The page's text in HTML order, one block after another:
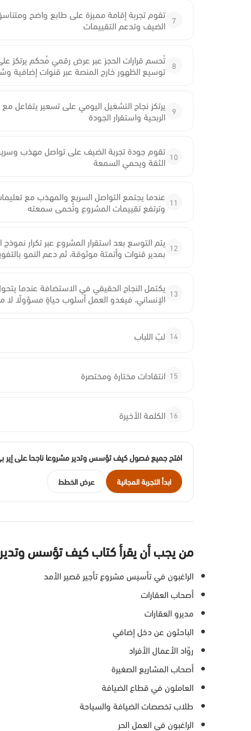
7 تقوم تجربة إقامة مميزة على طابع واضح
الضيف وتدعم التقييمات
8 تُحسم قرارات الحجز عبر عرض رقمي مُحكم يرتكز
توسيع الظهور خارج المنصة عبر قنوات إضافية
9
يرتكز نجاح التشغيل اليومي على تسعير يتفاعل
الربحية واستقرار الجودة
10 تقوم جودة تجربة الضيف على تواصل مهذب
الثقة ويحمي السمعة
11 عندما يجتمع التواصل السريع والمهذب مع
وترتفع تقييمات المشروع وتُحمى سمعته
12 يتم التوسع بعد استقرار المشروع عبر تكرار
بمدير قنوات وأتمتة موثوقة، ثم دعم النمو
13 يكتمل النجاح الحقيقي في الاستضافة عندما
الإنساني، فيغدو العمل أسلوب حياةٍ مسؤولًا لا
14 لبّ اللباب
15 انتقادات مختارة ومختصرة
16 الكلمة الأخيرة
افتح جميع فصول كيف تؤسس وتدير مشروعا ناجحا على إير بي
ابدأ التجربة المجانية عرض الخطط
من يجب أن يقرأ كتاب كيف تؤسس وتدير
الراغبون في تأسيس مشروع تأجير قصير الأمد
أصحاب العقارات
مديرو العقارات
الباحثون عن دخل إضافي
روّاد الأعمال الأفراد
أصحاب المشاريع الصغيرة
العاملون في قطاع الضيافة
طلاب تخصصات الضيافة والسياحة
الراغبون في العمل الحر